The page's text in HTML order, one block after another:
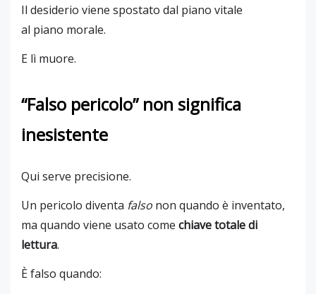
Il desiderio viene spostato dal piano vitale
al piano morale.
E lì muore.
“Falso pericolo” non significa
inesistente
Qui serve precisione.
Un pericolo diventa falso non quando è inventato,
ma quando viene usato come chiave totale di
lettura.
È falso quando: